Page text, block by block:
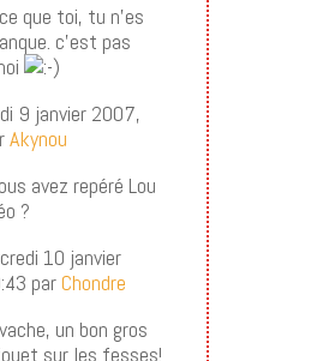
que toi, tu n’es
c’est pas
9 janvier 2007,
Akynou
avez repéré Lou
?
10 janvier
parChondre
un bon gros
sur les fesses!